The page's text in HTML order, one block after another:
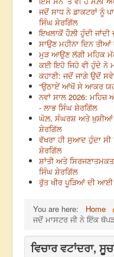
ਜਦੋਂ ਸਾਧ ਨੇ ਡਾਕਟਰਾਂ ਨੂੰ
ਸਿੰਘ ਸ਼ੇਰਗਿੱਲ
ਇਖਲਾਕੋਂ ਹੌਲ਼ੀ ਹੁੰਦੀ
ਸਾਉਣ ਮਹੀਨਾ ਦਿਨ
ਮੁੜ ਆਉਣ ਲੱਗੀ ਮਹਿਕ
ਕਈ ਇਹੋ ਜਿਹੇ ਵੀ ਹੁੰਦੇ ਨੇ
ਕਹਾਣੀ: ਜਦੋਂ ਜਾਗੇ ਉਦੋਂ
“ਉਠਾਏਂ ਆਂਖੋਂ ਸੇ ਆਕਰ
ਨਵਾਂ ਸਾਲ 2026:
- ਲਾਭ ਸਿੰਘ ਸ਼ੇਰਗਿੱਲ
ਘੋਲ਼, ਸੰਘਰਸ਼ ਅਤੇ ਖ਼ੁਸ਼ੀਆਂ
ਸ਼ੇਰਗਿੱਲ
ਵੱਖਰਾ ਹੀ ਸੁਆਦ ਹੁੰਦਾ
ਸ਼ੇਰਗਿੱਲ
ਸ਼ਾਂਤੀ ਅਤੇ
ਸਿੰਘ ਸ਼ੇਰਗਿੱਲ
ਰੁੱਤ ਖੀਰ ਪੂੜਿਆਂ ਦੀ ਆਈ
You are here: Home
ਜਦੋਂ ਮਾਸਟਰ ਜੀ ਨੇ ਇੱਕ
ਵਿਚਾਰ ਵਟਾਂਦਰਾ,